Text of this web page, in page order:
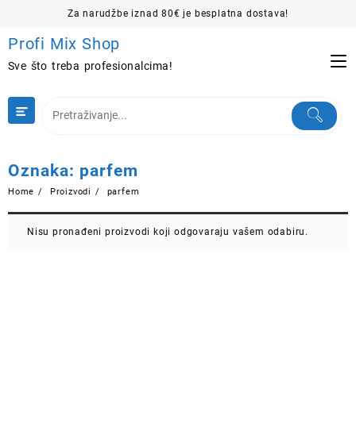
content
Za narudžbe iznad 80€ je besplatna dostava!
Profi Mix Shop
Sve što treba profesionalcima!
Oznaka: parfem
Home Proizvodi parfem
Nisu pronađeni proizvodi koji odgovaraju vašem odabiru.